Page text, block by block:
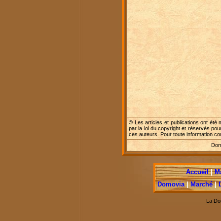
© Les articles et publications ont été
par la loi du copyright et réservés
ces auteurs. Pour toute information
Accueil|
Domovia|Marché|
La